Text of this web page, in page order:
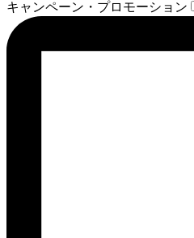
キャンペーン・プロモーション